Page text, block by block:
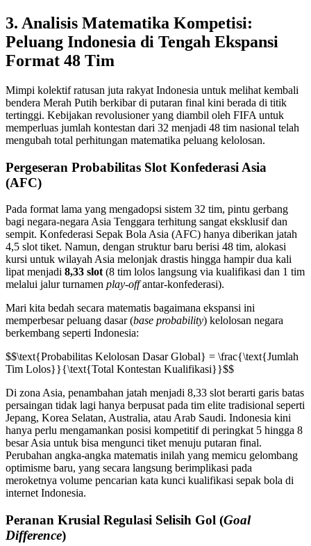
3. Analisis Matematika Kompetisi:
Peluang Indonesia di Tengah Ekspansi
Format 48 Tim
Mimpi kolektif ratusan juta rakyat Indonesia untuk melihat kembali
bendera Merah Putih berkibar di putaran final kini berada di titik
tertinggi. Kebijakan revolusioner yang diambil oleh FIFA untuk
memperluas jumlah kontestan dari 32 menjadi 48 tim nasional telah
mengubah total perhitungan matematika peluang kelolosan.
Pergeseran Probabilitas Slot Konfederasi Asia
(AFC)
Pada format lama yang mengadopsi sistem 32 tim, pintu gerbang
bagi negara-negara Asia Tenggara terhitung sangat eksklusif dan
sempit. Konfederasi Sepak Bola Asia (AFC) hanya diberikan jatah
4,5 slot tiket. Namun, dengan struktur baru berisi 48 tim, alokasi
kursi untuk wilayah Asia melonjak drastis hingga hampir dua kali
lipat menjadi 8,33 slot (8 tim lolos langsung via kualifikasi dan 1 tim
melalui jalur turnamen play-offantar-konfederasi).
Mari kita bedah secara matematis bagaimana ekspansi ini
memperbesar peluang dasar (base probability) kelolosan negara
berkembang seperti Indonesia:
$$\text{Probabilitas Kelolosan Dasar Global} = \frac{\text{Jumlah
Tim Lolos}}{\text{Total Kontestan Kualifikasi}}$$
Di zona Asia, penambahan jatah menjadi 8,33 slot berarti garis batas
persaingan tidak lagi hanya berpusat pada tim elite tradisional seperti
Jepang, Korea Selatan, Australia, atau Arab Saudi. Indonesia kini
hanya perlu mengamankan posisi kompetitif di peringkat 5 hingga 8
besar Asia untuk bisa mengunci tiket menuju putaran final.
Perubahan angka-angka matematis inilah yang memicu gelombang
optimisme baru, yang secara langsung berimplikasi pada
meroketnya volume pencarian kata kunci kualifikasi sepak bola di
internet Indonesia.
Peranan Krusial Regulasi Selisih Gol (Goal
Difference)